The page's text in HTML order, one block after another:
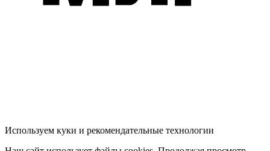
Используем куки и рекомендательные технологии